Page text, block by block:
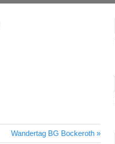
Nächster
Wandertag BG Bockeroth